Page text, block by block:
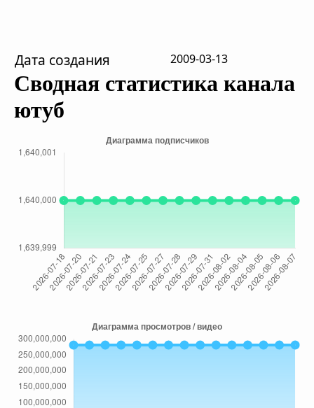
Дата создания 2009-03-13
Сводная статистика канала
ютуб